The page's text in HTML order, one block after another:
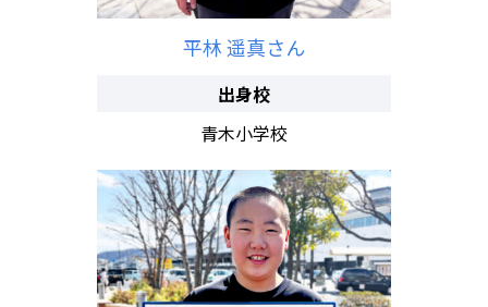
平林 遥真さん
出身校
青木小学校